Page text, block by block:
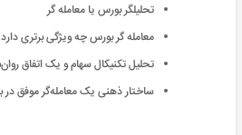
تحلیلگر بورس یا معامله گر
معامله گر بورس چه ویژگی برتری
تحلیل تکنیکال سهام و یک اتفاق
ساختار ذهنی یک معامله‌گر موفق در